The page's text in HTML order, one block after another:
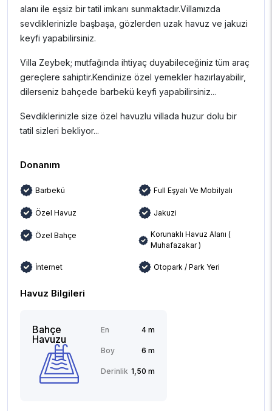
alanı ile eşsiz bir tatil imkanı sunmaktadır.Villamızda
sevdiklerinizle başbaşa, gözlerden uzak havuz ve jakuzi
keyfi yapabilirsiniz.
Villa Zeybek; mutfağında ihtiyaç duyabileceğiniz tüm araç
gereçlere sahiptir.Kendinize özel yemekler hazırlayabilir,
dilerseniz bahçede barbekü keyfi yapabilirsiniz...
Sevdiklerinizle size özel havuzlu villada huzur dolu bir
tatil sizleri bekliyor...
Donanım
Barbekü Full Eşyalı Ve Mobilyalı
Özel Havuz Jakuzi
Özel Bahçe
Korunaklı Havuz Alanı (
Muhafazakar )
İnternet Otopark / Park Yeri
Havuz Bilgileri
Bahçe
Havuzu
En 4 m
Boy 6 m
Derinlik 1,50 m